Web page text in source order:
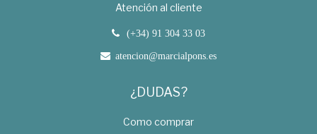
Atención al cliente
(+34) 91 304 33 03
atencion@marcialpons.es
¿DUDAS?
Como comprar